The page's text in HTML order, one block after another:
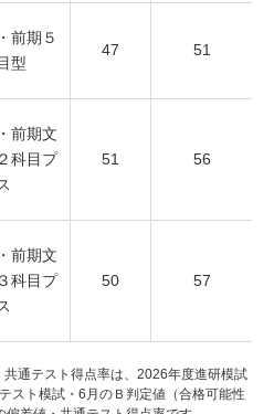
前期５
型
47 51
前期文
科目プ
51 56
前期文
科目プ
50 57
通テスト得点率は、2026年度進研模試
スト模試・6月のＢ判定値（合格可能性